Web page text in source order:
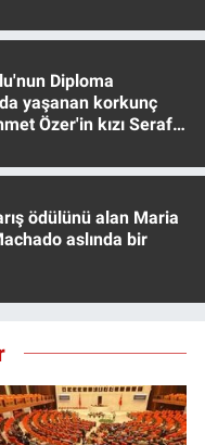
Diploma
yaşanan korkunç
Özer'in kızı Seraf
ödülünü alan Maria
aslında bir